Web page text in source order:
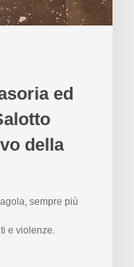
ed
della
sempre più
e violenze.